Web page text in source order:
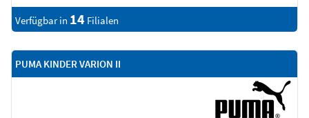
Verfügbar in 14 Filialen
PUMA KINDER VARION II